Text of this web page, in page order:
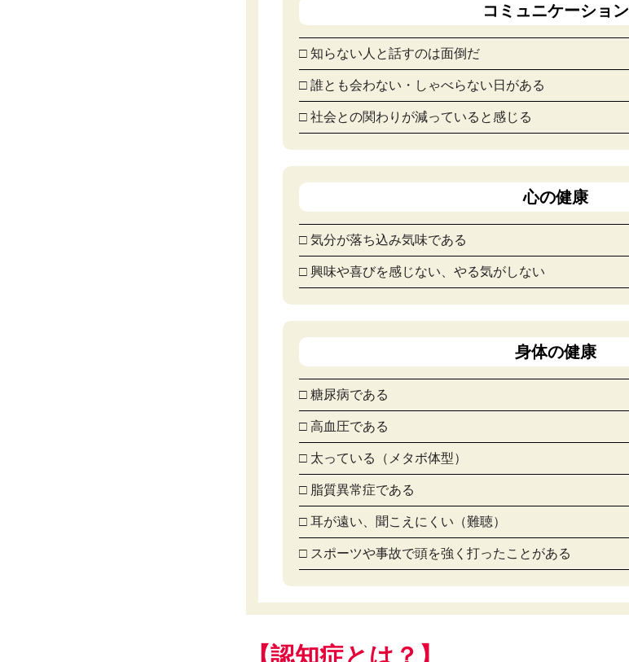
コミュニケーション
□ 知らない人と話すのは面倒だ
□ 誰とも会わない・しゃべらない日がある
□ 社会との関わりが減っていると感じる
心の健康
□ 気分が落ち込み気味である
□ 興味や喜びを感じない、やる気がしない
身体の健康
□ 糖尿病である
□ 高血圧である
□ 太っている（メタボ体型）
□ 脂質異常症である
□ 耳が遠い、聞こえにくい（難聴）
□ スポーツや事故で頭を強く打ったことがある
【認知症とは？】